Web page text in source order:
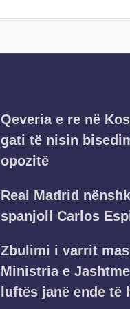
Qeveria e re në
gati të nisin
opozitë
Real Madrid
spanjoll Carlos
Zbulimi i varrit
Ministria e
luftës janë ende të